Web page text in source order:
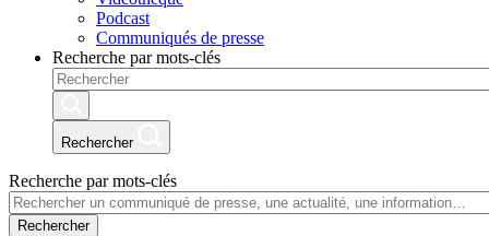
Podcast
Communiqués de presse
Recherche par mots-clés
Rechercher
Recherche par mots-clés
Rechercher